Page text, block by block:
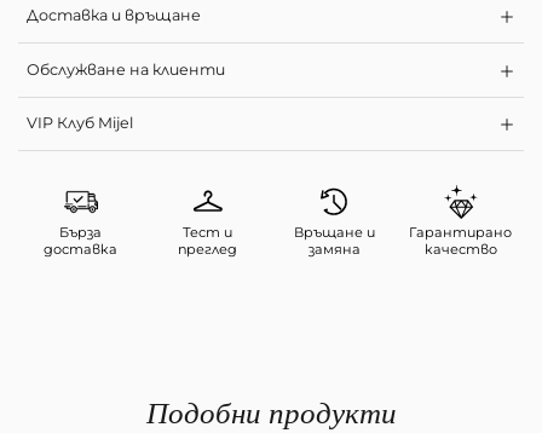
Доставка и връщане
Обслужване на клиенти
VIP Клуб Mijel
Бърза
доставка
Тест и
преглед
Връщане и
замяна
Гарантирано
качество
Подобни продукти